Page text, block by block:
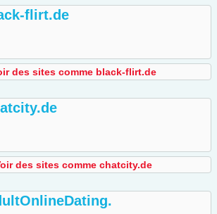
flirt.de
des sites comme black-flirt.de
des sites comme chatcity.de